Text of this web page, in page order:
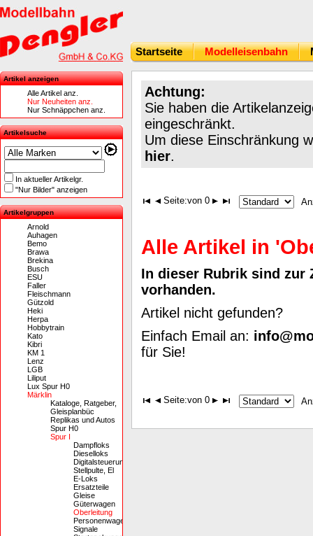
Startseite Modelleisenbahn
Artikel anzeigen
Alle Artikel anz.
Nur Neuheiten anz.
Nur Schnäppchen anz.
Artikelsuche
In aktueller Artikelgr.
"Nur Bilder" anzeigen
Artikelgruppen
Arnold
Auhagen
Bemo
Brawa
Brekina
Busch
ESU
Faller
Fleischmann
Gützold
Heki
Herpa
Hobbytrain
Kato
Kibri
KM 1
Lenz
LGB
Liliput
Lux Spur H0
Märklin
Kataloge, Ratgeber,
Gleisplanbüc
Replikas und Autos
Spur H0
Spur I
Dampfloks
Dieselloks
Digitalsteuerung,
Stellpulte, El
E-Loks
Ersatzteile
Gleise
Güterwagen
Oberleitung
Personenwagen
Signale
Achtung:
Sie haben die
eingeschränkt.
Um diese Einschränkung
hier.
Seite:von 0
Alle Artikel in
In dieser Rubrik sind zur
vorhanden.
Artikel nicht gefunden?
Einfach Email an:
für Sie!
Seite:von 0